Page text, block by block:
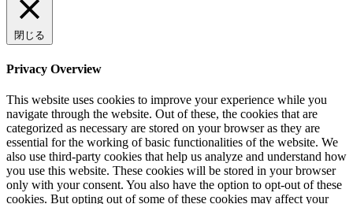
閉じる
Privacy Overview
This website uses cookies to improve your experience while you
navigate through the website. Out of these, the cookies that are
categorized as necessary are stored on your browser as they are
essential for the working of basic functionalities of the website. We
also use third-party cookies that help us analyze and understand how
you use this website. These cookies will be stored in your browser
only with your consent. You also have the option to opt-out of these
cookies. But opting out of some of these cookies may affect your